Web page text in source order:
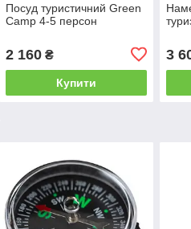
Посуд туристичний Green
Camp 4-5 персон
2 160₴
Купити
3